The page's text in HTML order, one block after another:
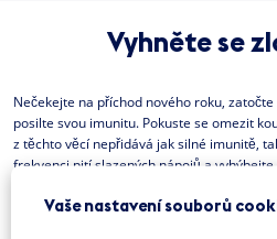
Vyhněte se
Nečekejte na příchod nového roku,
posilte svou imunitu. Pokuste se omezit
z těchto věcí nepřidává jak silné imunitě,
frekvenci pití slazených nápojů a
Fit EffectneboMamba Gym.
Vaše nastavení souborů